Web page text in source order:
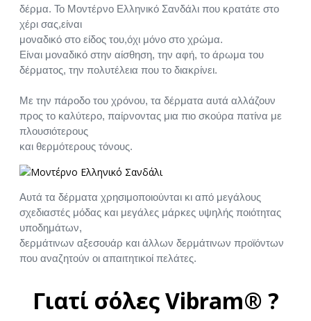
δέρμα. Το Μοντέρνο Ελληνικό Σανδάλι που κρατάτε στο
χέρι σας,είναι
μοναδικό στο είδος του,όχι μόνο στο χρώμα.
Είναι μοναδικό στην αίσθηση, την αφή, το άρωμα του
δέρματος, την πολυτέλεια που το διακρίνει.
Με την πάροδο του χρόνου, τα δέρματα αυτά αλλάζουν
προς το καλύτερο, παίρνοντας μια πιο σκούρα πατίνα με
πλουσιότερους
και θερμότερους τόνους.
Αυτά τα δέρματα χρησιμοποιούνται κι από μεγάλους
σχεδιαστές μόδας και μεγάλες μάρκες υψηλής ποιότητας
υποδημάτων,
δερμάτινων αξεσουάρ και άλλων δερμάτινων προϊόντων
που αναζητούν οι απαιτητικοί πελάτες.
Γιατί σόλες Vibram® ?